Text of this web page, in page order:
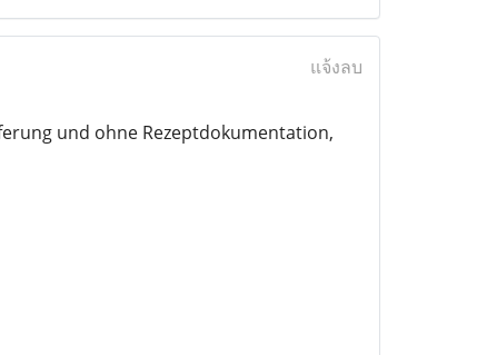
แจ้งลบ
und ohne Rezeptdokumentation,